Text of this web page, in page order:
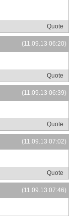
Quote
(11.09.13 06:20)
Quote
(11.09.13 06:39)
Quote
(11.09.13 07:02)
Quote
(11.09.13 07:46)